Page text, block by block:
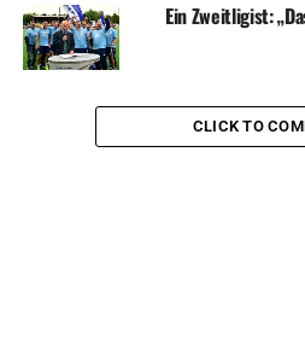
Ein Zweitligist:
CLICK TO